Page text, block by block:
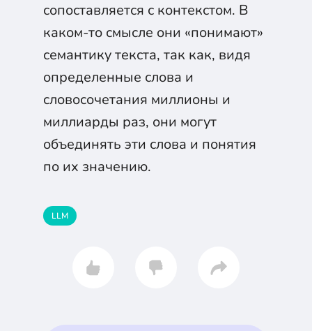
сопоставляется с контекстом. В
каком-то смысле они «понимают»
семантику текста, так как, видя
определенные слова и
словосочетания миллионы и
миллиарды раз, они могут
объединять эти слова и понятия
по их значению.
LLM